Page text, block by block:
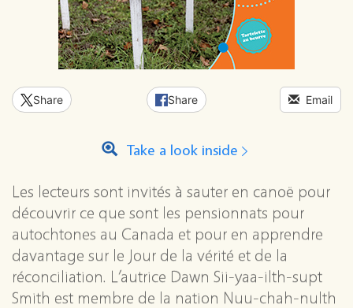
Share Share Email
Take a look inside
Les lecteurs sont invités à sauter en canoë pour
découvrir ce que sont les pensionnats pour
autochtones au Canada et pour en apprendre
davantage sur le Jour de la vérité et de la
réconciliation. L’autrice Dawn Sii-yaa-ilth-supt
Smith est membre de la nation Nuu-chah-nulth